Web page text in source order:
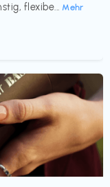
flexibe... Mehr